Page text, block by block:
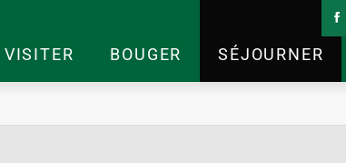
VISITER BOUGER SÉJOURNER